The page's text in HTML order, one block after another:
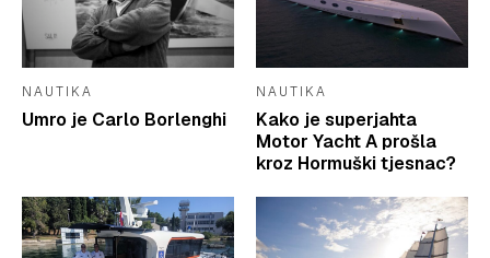
NAUTIKA
Umro je Carlo Borlenghi
NAUTIKA
Kako je superjahta
Motor Yacht A prošla
kroz Hormuški tjesnac?